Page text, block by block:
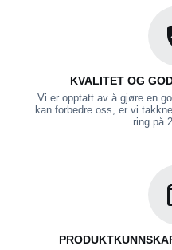
KVALITET OG
Vi er opptatt av å gjøre en
kan forbedre oss, er vi
ring på